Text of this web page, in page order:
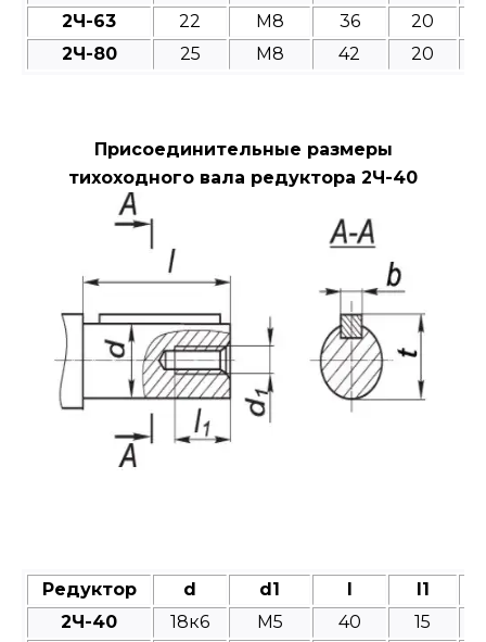
2Ч-63
22 M8 36 20
2Ч-80
25 M8 42 20
Присоединительные размеры
тихоходного вала редуктора 2Ч-40
Редуктор d d1 l l1
2Ч-40
18к6 M5 40 15